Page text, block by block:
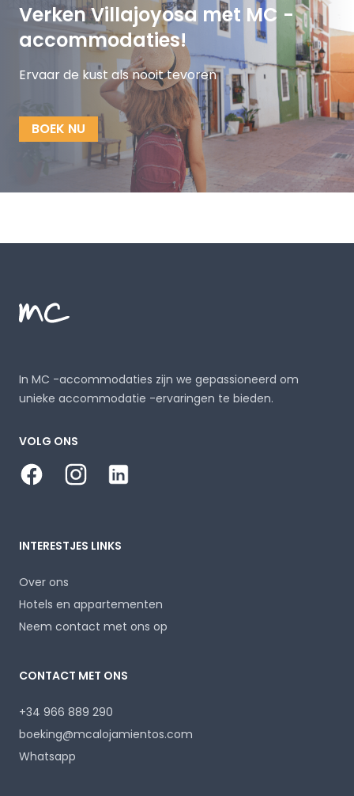
Verken Villajoyosa met MC -
accommodaties!
Ervaar de kust als nooit tevoren
BOEK NU
In MC -accommodaties zijn we gepassioneerd om
unieke accommodatie -ervaringen te bieden.
VOLG ONS
FacebookInstagram
LinkedIn
INTERESTJES LINKS
Over ons
Hotels en appartementen
Neem contact met ons op
CONTACT MET ONS
+34 966 889 290
boeking@mcalojamientos.com
Whatsapp